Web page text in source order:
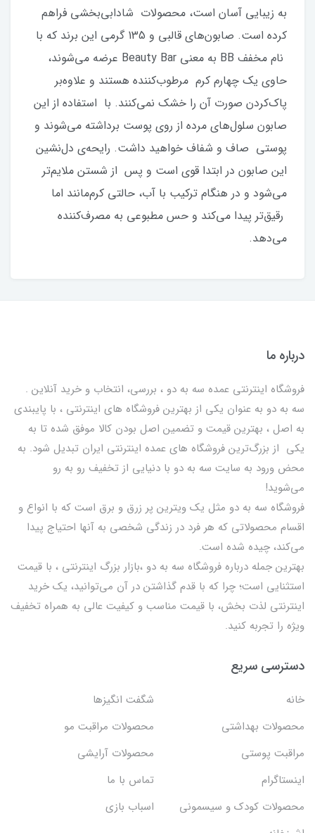
به زیبایی آسان است، محصولات شادابی‌بخشی فراهم
کرده است. صابون‌های قالبی و 135 گرمی این برند که با
نام مخفف BB به معنی Beauty Bar عرضه می‌شوند،
حاوی یک چهارم کرم مرطوب‌کننده هستند و علاوه‌بر
پاک‌کردن صورت آن را خشک نمی‌کنند. با استفاده از این
صابون سلول‌های مرده‌ از روی پوست برداشته می‌شوند و
پوستی صاف و شفاف خواهید داشت. رایحه‌ی دل‌نشین
این صابون در ابتدا قوی است و پس از شستن ملایم‌تر
می‌شود و در هنگام ترکیب با آب، حالتی کرم‌مانند اما
رقیق‌تر پیدا می‌کند و حس مطبوعی به مصرف‌کننده
می‌دهد.
درباره ما
فروشگاه اینترنتی عمده سه به دو ، بررسی، انتخاب و خرید آنلاین .
سه به دو به عنوان یکی از بهترين فروشگاه های اینترنتی ، با پایبندی
به اصل ، بهترين قيمت و تضمین اصل‌ بودن کالا موفق شده تا به
يكي از بزرگ‌ترين فروشگاه هاي عمده اینترنتی ایران تبدیل شود. به
محض ورود به سایت سه به دو با دنیایی از تخفيف رو به رو
می‌شوید!
فروشگاه سه به دو مثل یک ویترین پر زرق و برق است که با انواع و
اقسام محصولاتی که هر فرد در زندگی شخصی به آنها احتیاج پیدا
می‌کند، چیده شده است.
بهترين جمله درباره فروشگاه سه به دو ،بازار بزرگ اینترنتی ، با قيمت
استثنايي است؛ چرا که با قدم گذاشتن در آن می‌توانید، یک خرید
اینترنتی لذت بخش، با قیمت مناسب و کیفیت عالی به همراه تخفیف
ویژه را تجربه کنید.
دسترسی سریع
خانه
شگفت انگيزها
محصولات بهداشتي
محصولات مراقبت مو
مراقبت پوستی
محصولات آرایشی
اینستاگرام
تماس با ما
محصولات کودک و سیسمونی
اسباب بازی